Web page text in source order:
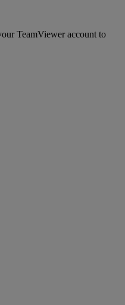
TeamViewer account to